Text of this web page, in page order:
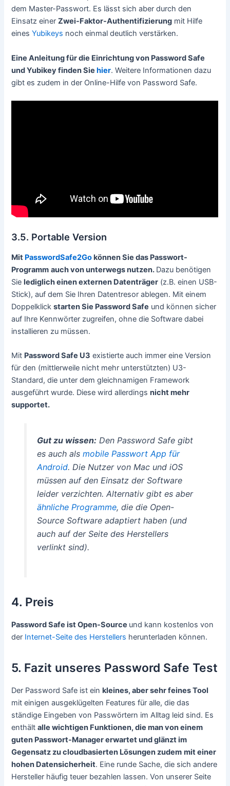
dem Master-Passwort. Es lässt sich aber durch den
Einsatz einerZwei-Faktor-Authentifizierung mit Hilfe
einesYubikeys noch einmal deutlich verstärken.
Eine Anleitung für die Einrichtung von Password Safe
und Yubikey finden Siehier. Weitere Informationen dazu
gibt es zudem in der Online-Hilfe von Password Safe.
3.5. Portable Version
Mit PasswordSafe2Gokönnen Sie das Passwort-
Programm auch von unterwegs nutzen. Dazu benötigen
Sielediglich einen externen Datenträger (z.B. einen USB-
Stick), auf dem Sie Ihren Datentresor ablegen. Mit einem
Doppelklickstarten Sie Password Safe und können sicher
auf Ihre Kennwörter zugreifen, ohne die Software dabei
installieren zu müssen.
Mit Password Safe U3 existierte auch immer eine Version
für den (mittlerweile nicht mehr unterstützten) U3-
Standard, die unter dem gleichnamigen Framework
ausgeführt wurde. Diese wird allerdingsnicht mehr
supportet.
Gut zu wissen:Den Password Safe gibt
es auch als mobile Passwort App für
Android. Die Nutzer von Mac und iOS
müssen auf den Einsatz der Software
leider verzichten. Alternativ gibt es aber
ähnliche Programme, die die Open-
Source Software adaptiert haben (und
auch auf der Seite des Herstellers
verlinkt sind).
4. Preis
Password Safe ist Open-Source und kann kostenlos von
der Internet-Seite des Herstellers herunterladen können.
5. Fazit unseres Password Safe Test
Der Password Safe ist einkleines, aber sehr feines Tool
mit einigen ausgeklügelten Features für alle, die das
ständige Eingeben von Passwörtern im Alltag leid sind. Es
enthältalle wichtigen Funktionen, die man von einem
guten Passwort-Manager erwartet und glänzt im
Gegensatz zu cloudbasierten Lösungen zudem mit einer
hohen Datensicherheit. Eine runde Sache, die sich andere
Hersteller häufig teuer bezahlen lassen. Von unserer Seite